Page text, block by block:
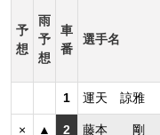
予
想
雨
予
想
車
番
選手名
1 運天 諒雅
× ▲ 2 藤本 剛